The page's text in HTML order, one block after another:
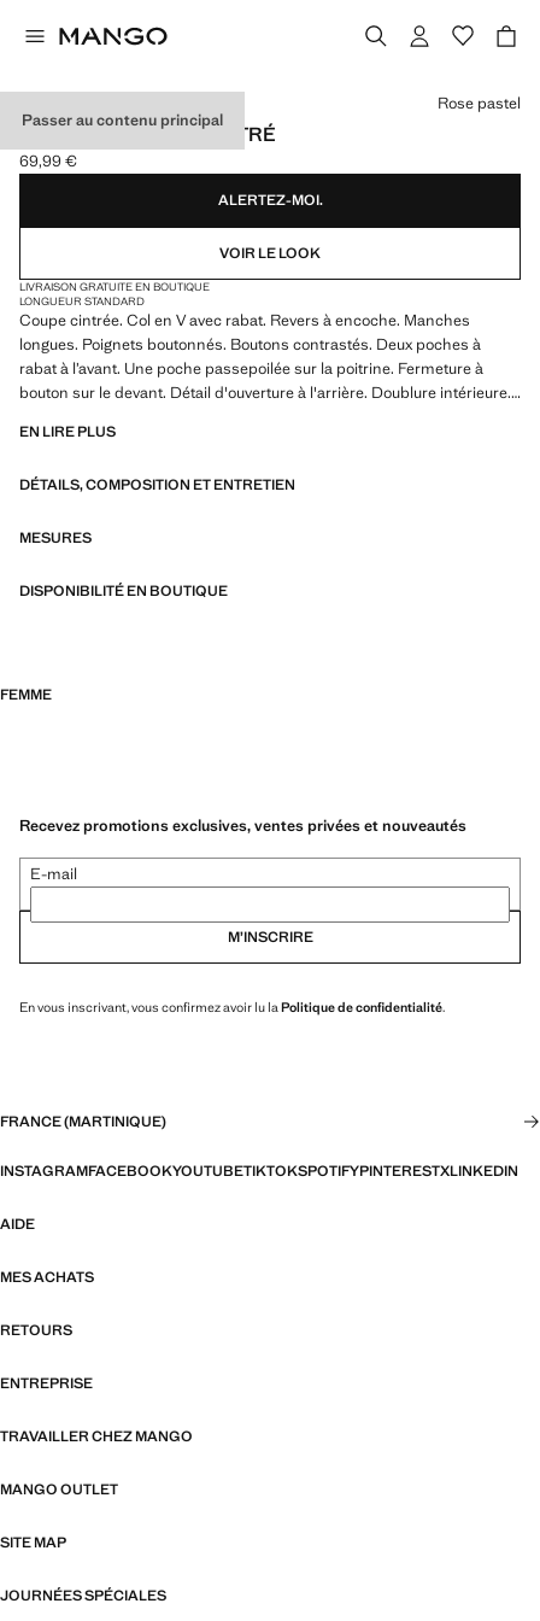
Passer au contenu principal
BLAZER COSTUME CINTRÉ
Prix actuel [69,99 € ]
69,99 €
Choisissez une couleur
Rose pastel
ALERTEZ-MOI.
VOIR LE LOOK
LIVRAISON GRATUITE EN BOUTIQUE
LONGUEUR STANDARD
Coupe cintrée. Col en V avec rabat. Revers à encoche. Manches
longues. Poignets boutonnés. Boutons contrastés. Deux poches à
rabat à l’avant. Une poche passepoilée sur la poitrine. Fermeture à
bouton sur le devant. Détail d'ouverture à l'arrière. Doublure intérieure.
EN LIRE PLUS
DÉTAILS, COMPOSITION ET ENTRETIEN
MESURES
DISPONIBILITÉ EN BOUTIQUE
FEMME
Recevez promotions exclusives, ventes privées et nouveautés
E-mail
M’INSCRIRE
En vous inscrivant, vous confirmez avoir lu la Politique de confidentialité.
FRANCE (MARTINIQUE)
INSTAGRAMFACEBOOKYOUTUBETIKTOKSPOTIFYPINTERESTXLINKEDIN
AIDE
MES ACHATS
RETOURS
ENTREPRISE
TRAVAILLER CHEZ MANGO
MANGO OUTLET
SITE MAP
JOURNÉES SPÉCIALES